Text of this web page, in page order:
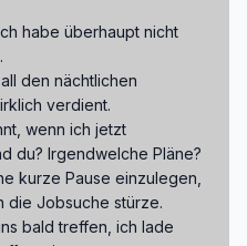
habe überhaupt nicht
den nächtlichen
verdient.
wenn ich jetzt
du? Irgendwelche Pläne?
kurze Pause einzulegen,
die Jobsuche stürze.
bald treffen, ich lade